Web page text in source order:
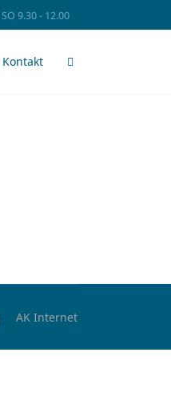
SO 9.30 - 12.00
Kontakt
AK Internet